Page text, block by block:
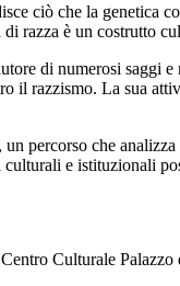
ciò che la genetica
razza è un costrutto
di numerosi saggi
il razzismo. La sua
percorso che
e istituzionali
Culturale